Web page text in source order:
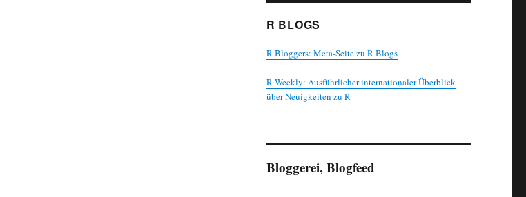
R BLOGS
R Bloggers: Meta-Seite zu R Blogs
R Weekly: Ausführlicher internationaler Überblick
über Neuigkeiten zu R
Bloggerei, Blogfeed